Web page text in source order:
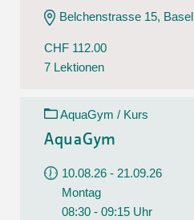
Belchenstrasse 15, Basel
CHF 112.00
7 Lektionen
AquaGym / Kurs
AquaGym
10.08.26 - 21.09.26
Montag
08:30 - 09:15 Uhr